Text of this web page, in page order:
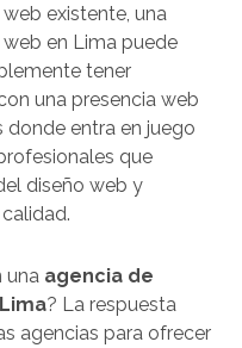
existente, una
en Lima puede
tener
una presencia web
entra en juego
que
diseño web y
una agencia de
? La respuesta
agencias para ofrecer